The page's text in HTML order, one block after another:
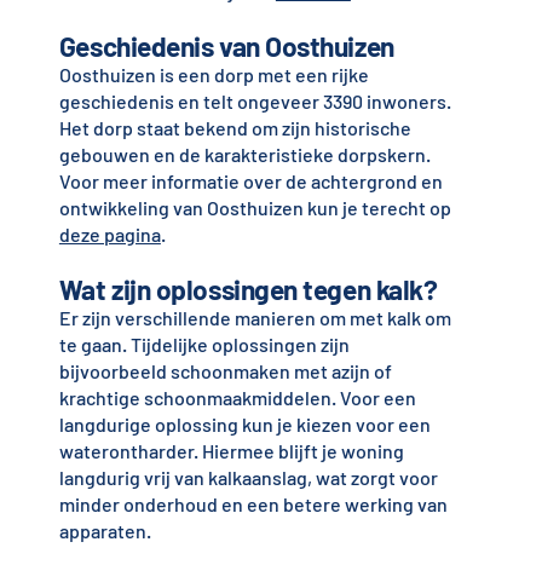
Geschiedenis van Oosthuizen
Oosthuizen is een dorp met een rijke
geschiedenis en telt ongeveer 3390 inwoners.
Het dorp staat bekend om zijn historische
gebouwen en de karakteristieke dorpskern.
Voor meer informatie over de achtergrond en
ontwikkeling van Oosthuizen kun je terecht op
deze pagina.
Wat zijn oplossingen tegen kalk?
Er zijn verschillende manieren om met kalk om
te gaan. Tijdelijke oplossingen zijn
bijvoorbeeld schoonmaken met azijn of
krachtige schoonmaakmiddelen. Voor een
langdurige oplossing kun je kiezen voor een
waterontharder. Hiermee blijft je woning
langdurig vrij van kalkaanslag, wat zorgt voor
minder onderhoud en een betere werking van
apparaten.